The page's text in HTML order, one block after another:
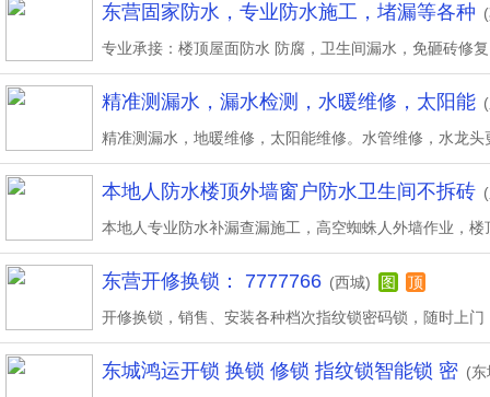
东营固家防水，专业防水施工，堵漏等各种
精准测漏水，漏水检测，水暖维修，太阳能
本地人防水楼顶外墙窗户防水卫生间不拆砖
东营开修换锁： 7777766 (西城) 图 顶
东城鸿运开锁 换锁 修锁 指纹锁智能锁 密 (